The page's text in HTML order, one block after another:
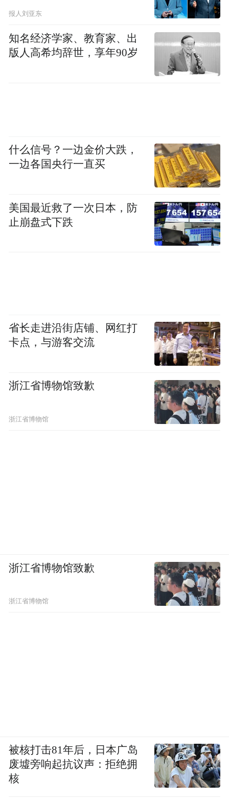
漫步乡村，清澈的沟渠倒映着蓝天，平整的
道路延伸至农家小院，乡村面貌焕然一新。
“以前家门口堆着杂物，蚊虫乱飞，现在每天
推开窗都是好风景！”村民王大姐笑着分享
一步，该镇将持续巩固整治成果，推动人居
环境从“一时美”向“持久美”转变，让美丽乡
村成为“五一”假期最亮丽的风景线！（刘
芬）
“特别声明：以上作品内容(包括在内的视频、图片或音
报人刘亚东
知名经济学家、教育家、出
版人高希均辞世，享年90岁
什么信号？一边金价大跌，
一边各国央行一直买
美国最近救了一次日本，防
止崩盘式下跌
省长走进沿街店铺、网红打
卡点，与游客交流
浙江省博物馆致歉
浙江省博物馆
浙江省博物馆致歉
浙江省博物馆
被核打击81年后，日本广岛
废墟旁响起抗议声：拒绝拥
核